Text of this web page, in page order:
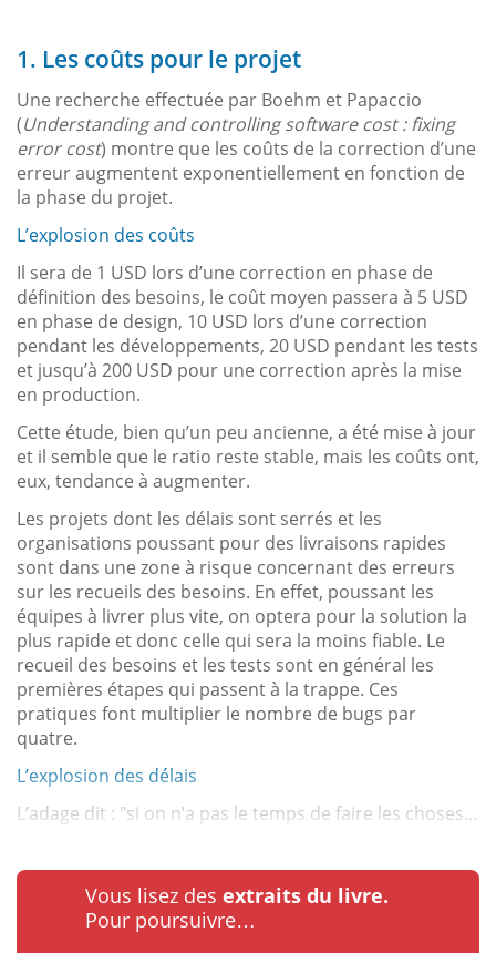
1. Les coûts pour le projet
Une recherche effectuée par Boehm et Papaccio
(Understanding and controlling software cost : fixing
error cost) montre que les coûts de la correction d’une
erreur augmentent exponentiellement en fonction de
la phase du projet.
L’explosion des coûts
Il sera de 1 USD lors d’une correction en phase de
définition des besoins, le coût moyen passera à 5 USD
en phase de design, 10 USD lors d’une correction
pendant les développements, 20 USD pendant les tests
et jusqu’à 200 USD pour une correction après la mise
en production.
Cette étude, bien qu’un peu ancienne, a été mise à jour
et il semble que le ratio reste stable, mais les coûts ont,
eux, tendance à augmenter.
Les projets dont les délais sont serrés et les
organisations poussant pour des livraisons rapides
sont dans une zone à risque concernant des erreurs
sur les recueils des besoins. En effet, poussant les
équipes à livrer plus vite, on optera pour la solution la
plus rapide et donc celle qui sera la moins fiable. Le
recueil des besoins et les tests sont en général les
premières étapes qui passent à la trappe. Ces
pratiques font multiplier le nombre de bugs par
quatre.
L’explosion des délais
L’adage dit : "si on n’a pas le temps de faire les choses...
Vous lisez des extraits du livre.
Pour poursuivre…